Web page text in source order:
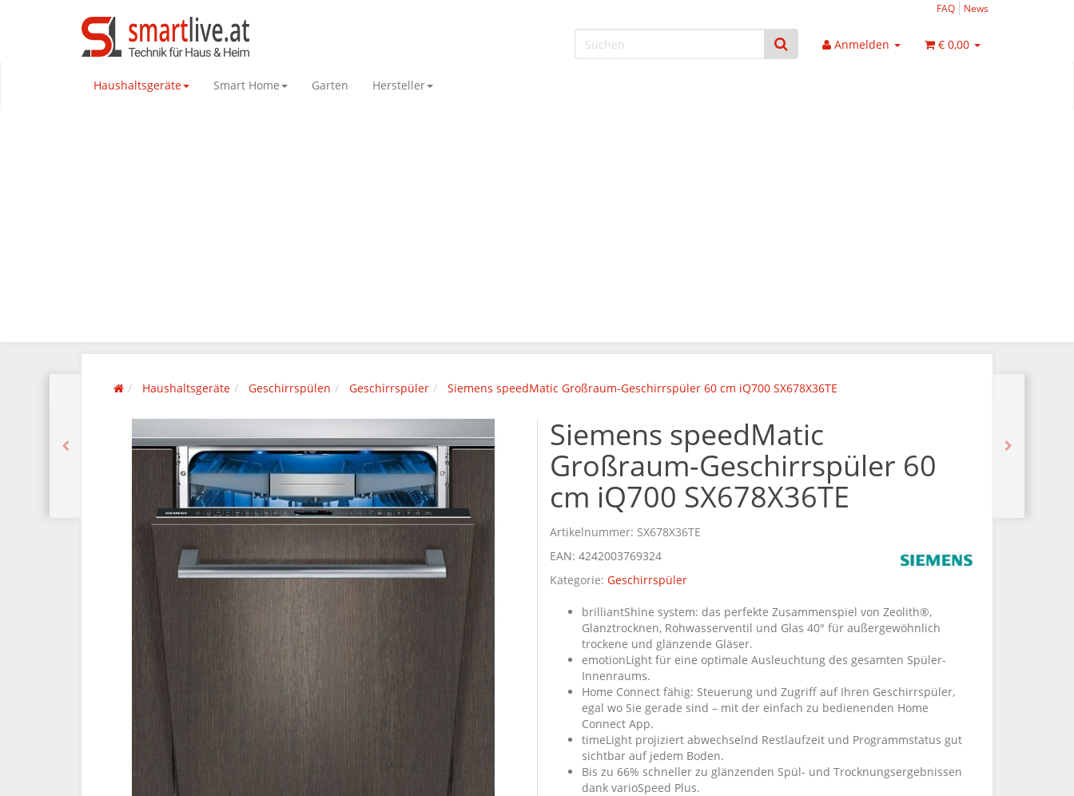
FAQ News
Anmelden € 0,00
Haushaltsgeräte Smart Home Garten Hersteller
Haushaltsgeräte Geschirrspülen Geschirrspüler Siemens speedMatic Großraum-Geschirrspüler 60 cm iQ700 SX678X36TE
Siemens speedMatic
Großraum-Geschirrspüler 60
cm iQ700 SX678X36TE
Artikelnummer: SX678X36TE
EAN: 4242003769324
Kategorie: Geschirrspüler
brilliantShine system: das perfekte Zusammenspiel von Zeolith®,
Glanztrocknen, Rohwasserventil und Glas 40° für außergewöhnlich
trockene und glänzende Gläser.
emotionLight für eine optimale Ausleuchtung des gesamten Spüler-
Innenraums.
Home Connect fähig: Steuerung und Zugriff auf Ihren Geschirrspüler,
egal wo Sie gerade sind – mit der einfach zu bedienenden Home
Connect App.
timeLight projiziert abwechselnd Restlaufzeit und Programmstatus gut
sichtbar auf jedem Boden.
Bis zu 66% schneller zu glänzenden Spül- und Trocknungsergebnissen
dank varioSpeed Plus.